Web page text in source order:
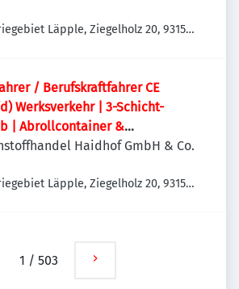
Läpple, Ziegelholz 20, 93158
/ Berufskraftfahrer CE
Werksverkehr | 3-Schicht-
| Abrollcontainer &
Haidhof GmbH & Co.
Läpple, Ziegelholz 20, 93158
1 / 503